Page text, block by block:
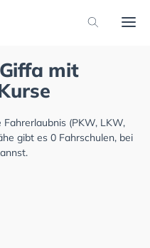
mit
(PKW, LKW,
gibt es 0 Fahrschulen, bei